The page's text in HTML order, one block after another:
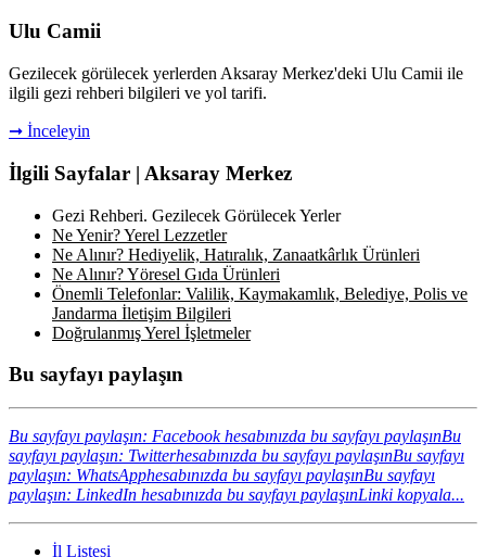
Ulu Camii
Gezilecek görülecek yerlerden Aksaray Merkez'deki Ulu Camii ile
ilgili gezi rehberi bilgileri ve yol tarifi.
➞ İnceleyin
İlgili Sayfalar | Aksaray Merkez
Gezi Rehberi. Gezilecek Görülecek Yerler
Ne Yenir? Yerel Lezzetler
Ne Alınır? Hediyelik, Hatıralık, Zanaatkârlık Ürünleri
Ne Alınır? Yöresel Gıda Ürünleri
Önemli Telefonlar: Valilik, Kaymakamlık, Belediye, Polis ve
Jandarma İletişim Bilgileri
Doğrulanmış Yerel İşletmeler
Bu sayfayı paylaşın
Bu sayfayı paylaşın: Facebook hesabınızda bu sayfayı paylaşınBu
sayfayı paylaşın: Twitterhesabınızda bu sayfayı paylaşınBu sayfayı
paylaşın: WhatsApphesabınızda bu sayfayı paylaşınBu sayfayı
paylaşın: LinkedIn hesabınızda bu sayfayı paylaşınLinki kopyala...
İl Listesi